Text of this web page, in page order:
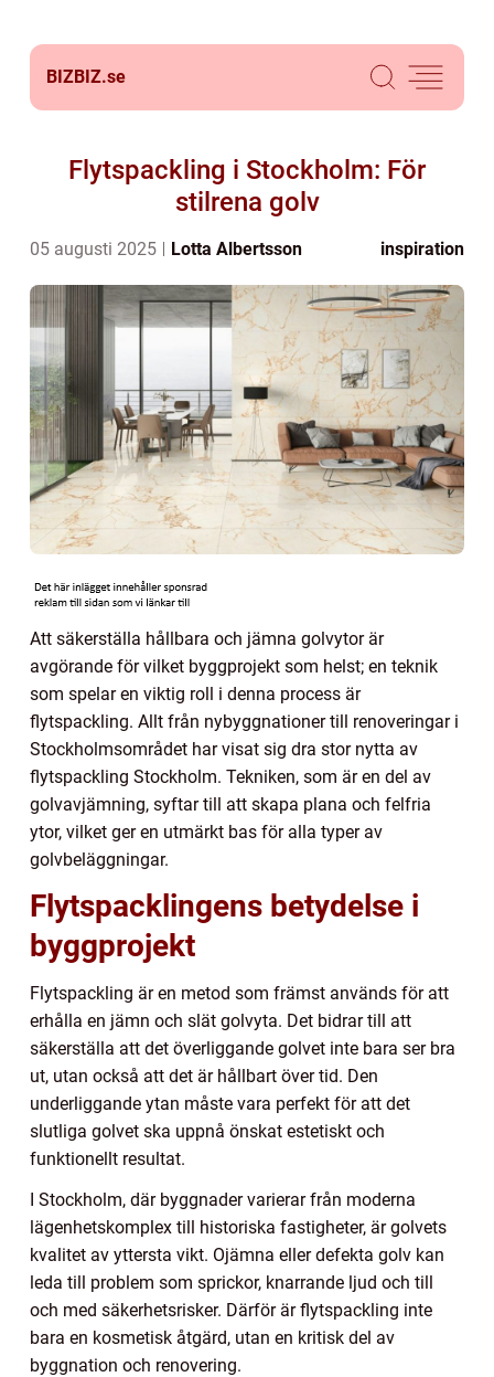
BIZBIZ.se
Flytspackling i Stockholm: För
stilrena golv
05 augusti 2025 Lotta Albertsson inspiration
Att säkerställa hållbara och jämna golvytor är
avgörande för vilket byggprojekt som helst; en teknik
som spelar en viktig roll i denna process är
flytspackling. Allt från nybyggnationer till renoveringar i
Stockholmsområdet har visat sig dra stor nytta av
flytspackling Stockholm. Tekniken, som är en del av
golvavjämning, syftar till att skapa plana och felfria
ytor, vilket ger en utmärkt bas för alla typer av
golvbeläggningar.
Flytspacklingens betydelse i
byggprojekt
Flytspackling är en metod som främst används för att
erhålla en jämn och slät golvyta. Det bidrar till att
säkerställa att det överliggande golvet inte bara ser bra
ut, utan också att det är hållbart över tid. Den
underliggande ytan måste vara perfekt för att det
slutliga golvet ska uppnå önskat estetiskt och
funktionellt resultat.
I Stockholm, där byggnader varierar från moderna
lägenhetskomplex till historiska fastigheter, är golvets
kvalitet av yttersta vikt. Ojämna eller defekta golv kan
leda till problem som sprickor, knarrande ljud och till
och med säkerhetsrisker. Därför är flytspackling inte
bara en kosmetisk åtgärd, utan en kritisk del av
byggnation och renovering.